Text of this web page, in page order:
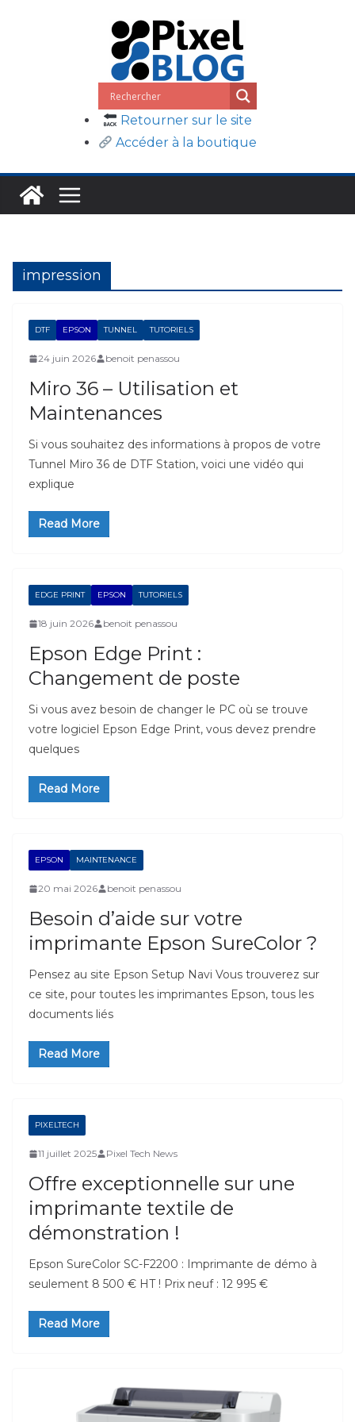
Retourner sur le site
Accéder à la boutique
impression
DTF EPSON TUNNEL TUTORIELS
24 juin 2026 benoit penassou
Miro 36 – Utilisation et
Maintenances
Si vous souhaitez des informations à propos de votre
Tunnel Miro 36 de DTF Station, voici une vidéo qui
explique
Read More
EDGE PRINT EPSON TUTORIELS
18 juin 2026 benoit penassou
Epson Edge Print :
Changement de poste
Si vous avez besoin de changer le PC où se trouve
votre logiciel Epson Edge Print, vous devez prendre
quelques
Read More
EPSON MAINTENANCE
20 mai 2026 benoit penassou
Besoin d’aide sur votre
imprimante Epson SureColor ?
Pensez au site Epson Setup Navi Vous trouverez sur
ce site, pour toutes les imprimantes Epson, tous les
documents liés
Read More
PIXELTECH
11 juillet 2025 Pixel Tech News
Offre exceptionnelle sur une
imprimante textile de
démonstration !
Epson SureColor SC-F2200 : Imprimante de démo à
seulement 8 500 € HT ! Prix neuf : 12 995 €
Read More